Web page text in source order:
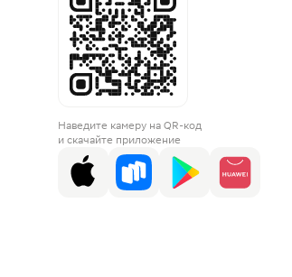
Наведите камеру на QR-код
и скачайте приложение